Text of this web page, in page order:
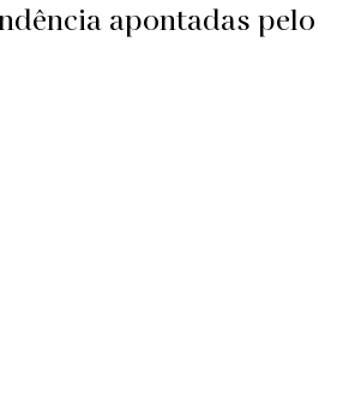
apontadas pelo